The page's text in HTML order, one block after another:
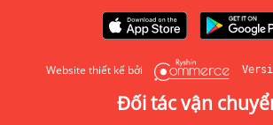
Website thiết kế bởi
Đối tác vận